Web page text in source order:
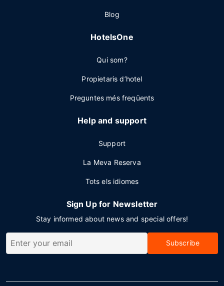
Blog
HotelsOne
Qui som?
Propietaris d’hotel
Preguntes més freqüents
Help and support
Support
La Meva Reserva
Tots els idiomes
Sign Up for Newsletter
Stay informed about news and special offers!
Subscribe